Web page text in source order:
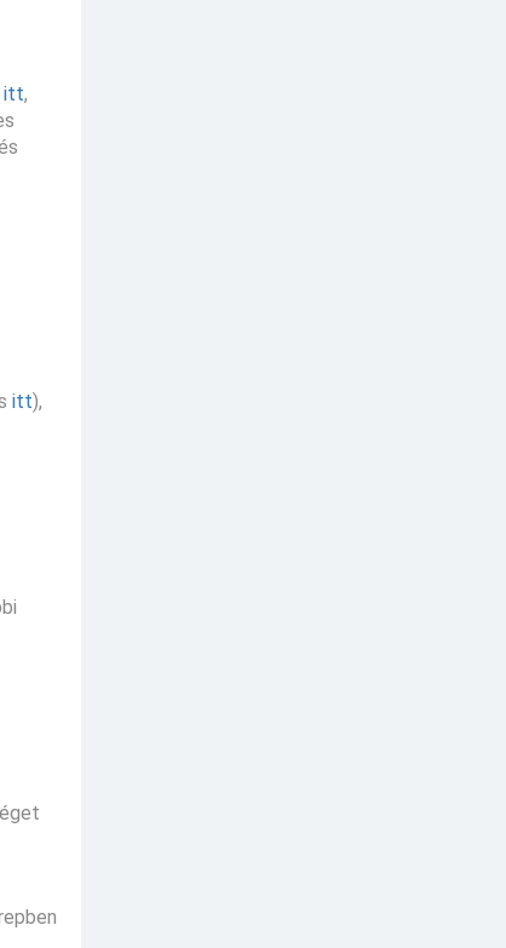
itt,
itt),